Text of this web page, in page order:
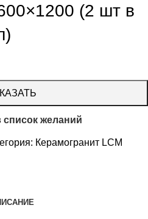
(2 шт в
список желаний
Керамогранит LCM